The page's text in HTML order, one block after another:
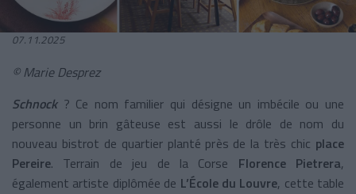
07.11.2025
© Marie Desprez
Schnock ? Ce nom familier qui désigne un imbécile ou une
personne un brin gâteuse est aussi le drôle de nom du
nouveau bistrot de quartier planté près de la très chic place
Pereire. Terrain de jeu de la Corse Florence Pietrera,
également artiste diplômée de L’École du Louvre, cette table